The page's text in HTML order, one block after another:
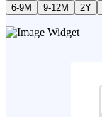
6-9M 9-12M 2Y